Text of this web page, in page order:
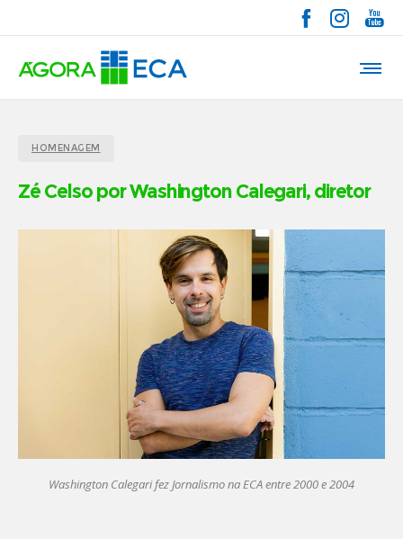
HOMENAGEM
Zé Celso por Washington Calegari, diretor
Washington Calegari fez Jornalismo na ECA entre 2000 e 2004